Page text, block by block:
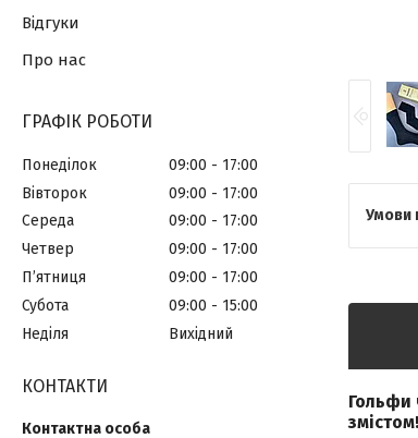
Гольфи
змістом!
Відгуки
Про нас
ГРАФІК РОБОТИ
Понеділок 09:00
17:00
Вівторок
09:00
17:00
Середа
09:00
17:00
Четвер
09:00
17:00
Пʼятниця
09:00
17:00
Субота
09:00
15:00
Неділя
Вихідний
КОНТАКТИ